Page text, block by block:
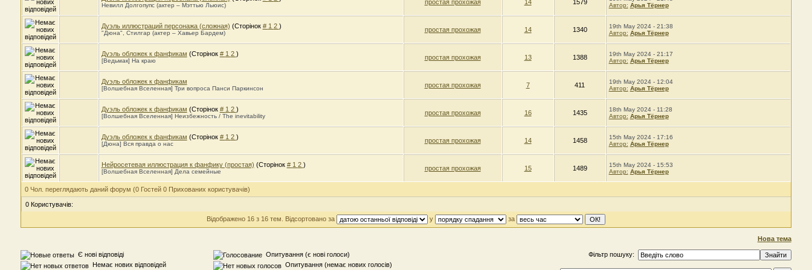
Невилл Долгопупс (актер – Мэттью Льюис) простая прохожая 14 1579
Автор: Арья Тёрнер
Дуэль иллюстраций персонажа (сложная) (Сторінок # 1 2 )
"Дюна", Стилгар (актер – Хавьер Бардем) простая прохожая 14 1340
19th May 2024 - 21:38
Автор: Арья Тёрнер
Дуэль обложек к фанфикам (Сторінок # 1 2 )
[Ведьмак] На краю простая прохожая 13 1388
19th May 2024 - 21:17
Автор: Арья Тёрнер
Дуэль обложек к фанфикам
[Волшебная Вселенная] Три вопроса Панси Паркинсон простая прохожая 7 411
19th May 2024 - 12:04
Автор: Арья Тёрнер
Дуэль обложек к фанфикам (Сторінок # 1 2 )
[Волшебная Вселенная] Неизбежность / The inevitability простая прохожая 16 1435
18th May 2024 - 11:28
Автор: Арья Тёрнер
Дуэль обложек к фанфикам (Сторінок # 1 2 )
[Дюна] Вся правда о нас простая прохожая 14 1458
15th May 2024 - 17:16
Автор: Арья Тёрнер
Нейросетевая иллюстрация к фанфику (простая) (Сторінок # 1 2 )
[Волшебная Вселенная] Дела семейные простая прохожая 15 1489
15th May 2024 - 15:53
Автор: Арья Тёрнер
0 Чол. переглядають даний форум (0 Гостей 0 Прихованих користувачів)
0 Користувачів:
Відображено 16 з 16 тем. Відсортовано за
у за
Нова тема
Є нові відповіді
Немає нових відповідей
Опитування (є нові голоси)
Опитування (немає нових голосів)
Фільтр пошуку: